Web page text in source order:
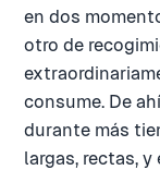
en dos
otro de
consume. De
durante más
largas, rectas,